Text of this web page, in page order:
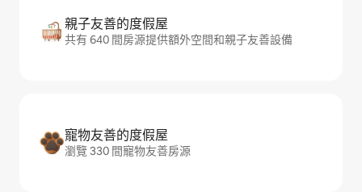
親子友善的度假屋
共有 640 間房源提供額外空間和親子友善設備
寵物友善的度假屋
瀏覽 330 間寵物友善房源